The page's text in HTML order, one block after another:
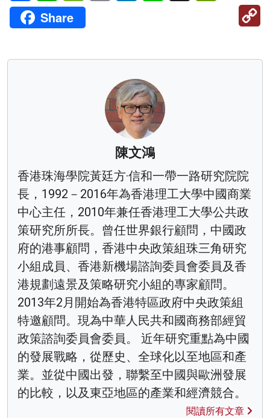
Share
陳文鴻
香港珠海學院黃廷方·信和一帶一路研究院院
長，1992－2016年為香港理工大學中國商業
中心主任，2010年兼任香港理工大學公共政
策研究所所長。曾任世界銀行顧問，中國政
府的港事顧問，香港中央政策組珠三角研究
小組成員、香港新機場諮詢委員會委員及香
港規劃遠景及策略研究小組的專家顧問。
2013年2月開始為香港特區政府中央政策組
特邀顧問。現為中華人民共和國商務部經貿
政策諮詢委員會委員。 近年研究重點為中國
的發展戰略，從歷史、全球化以至地區和產
業。並從中國出發，聯繫至中國與歐洲發展
的比較，以及東亞地區的產業和經濟競合。
閱讀所有文章